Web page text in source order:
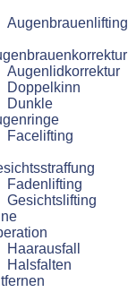
Augenbrauenlifting
Augenlidkorrektur
Doppelkinn
Dunkle
Facelifting
Fadenlifting
Gesichtslifting
Haarausfall
Halsfalten